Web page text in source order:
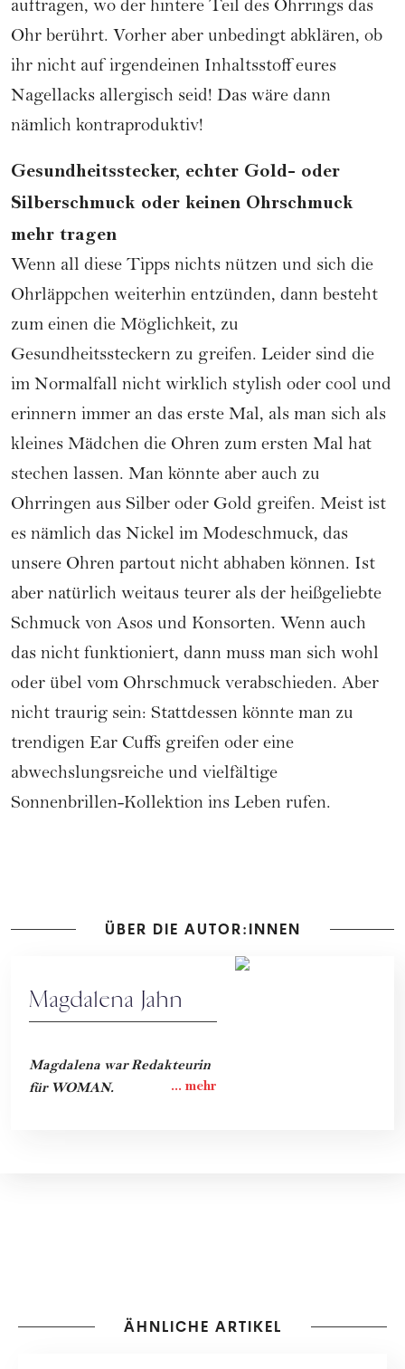
auftragen, wo der hintere Teil des Ohrrings das
Ohr berührt. Vorher aber unbedingt abklären, ob
ihr nicht auf irgendeinen Inhaltsstoff eures
Nagellacks allergisch seid! Das wäre dann
nämlich kontraproduktiv!
Gesundheitsstecker, echter Gold- oder
Silberschmuck oder keinen Ohrschmuck
mehr tragen
Wenn all diese Tipps nichts nützen und sich die
Ohrläppchen weiterhin entzünden, dann besteht
zum einen die Möglichkeit, zu
Gesundheitssteckern zu greifen. Leider sind die
im Normalfall nicht wirklich stylish oder cool und
erinnern immer an das erste Mal, als man sich als
kleines Mädchen die Ohren zum ersten Mal hat
stechen lassen. Man könnte aber auch zu
Ohrringen aus Silber oder Gold greifen. Meist ist
es nämlich das Nickel im Modeschmuck, das
unsere Ohren partout nicht abhaben können. Ist
aber natürlich weitaus teurer als der heißgeliebte
Schmuck von Asos und Konsorten. Wenn auch
das nicht funktioniert, dann muss man sich wohl
oder übel vom Ohrschmuck verabschieden. Aber
nicht traurig sein: Stattdessen könnte man zu
trendigen Ear Cuffs greifen oder eine
abwechslungsreiche und vielfältige
Sonnenbrillen-Kollektion ins Leben rufen.
ÜBER DIE AUTOR:INNEN
Magdalena Jahn
Magdalena war Redakteurin
für WOMAN.
ÄHNLICHE ARTIKEL